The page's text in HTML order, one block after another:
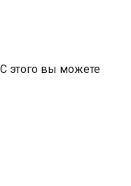
этого вы можете